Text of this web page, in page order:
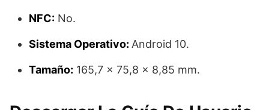
NFC: No.
Sistema Operativo: Android 10.
Tamaño: 165,7 x 75,8 x 8,85 mm.